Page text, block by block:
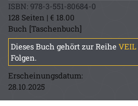
ISBN: 978-3-551-80684-0
128 Seiten | € 18.00
Buch [Taschenbuch]
Dieses Buch gehört zur Reihe VEIL
Folgen.
Erscheinungsdatum:
28.10.2025